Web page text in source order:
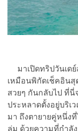
มาเปิดทริปวันเดย์
เหมือนพิกัดเช็คอินสุ
สวยๆ กันกลับไป ที่นี่
ประหลาดตั้งอยู่บริเ
มา ถึงตายายคู่หนึ่ง
ล่ม ด้วยความที่กำลั